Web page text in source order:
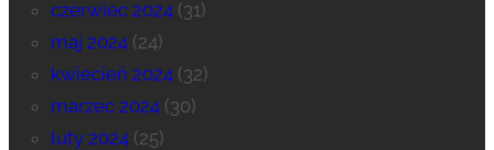
czerwiec 2024(31)
maj 2024(24)
kwiecień 2024(32)
marzec 2024(30)
luty 2024(25)